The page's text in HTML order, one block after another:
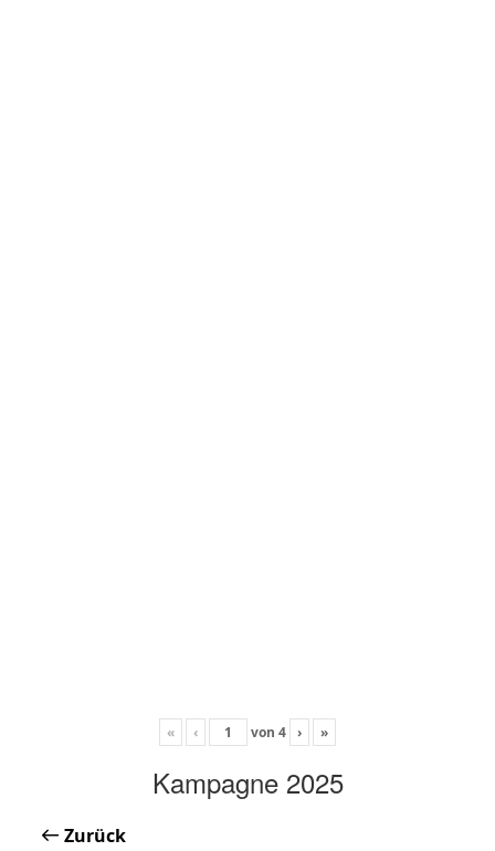
« ‹ von 4 › »
Kampagne 2025
Zurück